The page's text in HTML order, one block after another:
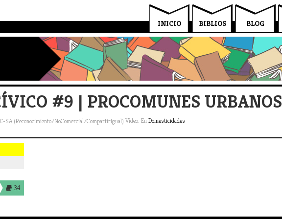
BLOG
BIBLIOS
INICIO
#9 | PROCOMUNES URBANOS
Vídeo. EnDomesticidades
34